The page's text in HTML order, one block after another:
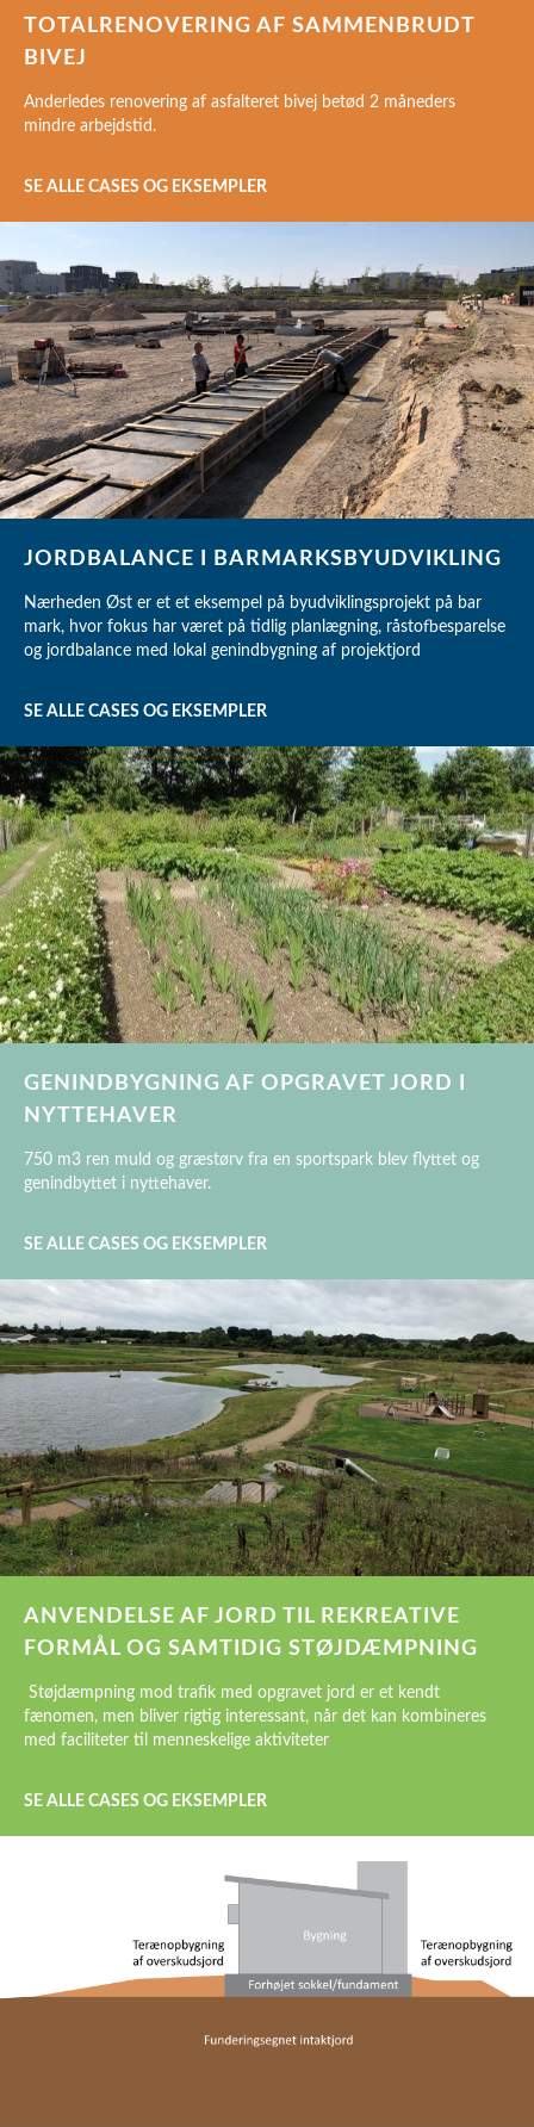
TOTALRENOVERING AF SAMMENBRUDT
BIVEJ
Anderledes renovering af asfalteret bivej betød 2 måneders
mindre arbejdstid.
SE ALLE CASES OG EKSEMPLER
JORDBALANCE I BARMARKSBYUDVIKLING
Nærheden Øst er et et eksempel på byudviklingsprojekt på bar
mark, hvor fokus har været på tidlig planlægning, råstofbesparelse
og jordbalance med lokal genindbygning af projektjord
SE ALLE CASES OG EKSEMPLER
GENINDBYGNING AF OPGRAVET JORD I
NYTTEHAVER
750 m3 ren muld og græstørv fra en sportspark blev flyttet og
genindbyttet i nyttehaver.
SE ALLE CASES OG EKSEMPLER
ANVENDELSE AF JORD TIL REKREATIVE
FORMÅL OG SAMTIDIG STØJDÆMPNING
Støjdæmpning mod trafik med opgravet jord er et kendt
fænomen, men bliver rigtig interessant, når det kan kombineres
med faciliteter til menneskelige aktiviteter
SE ALLE CASES OG EKSEMPLER